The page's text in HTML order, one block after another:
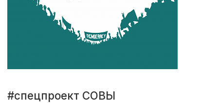
#спецпроект СОВЫ